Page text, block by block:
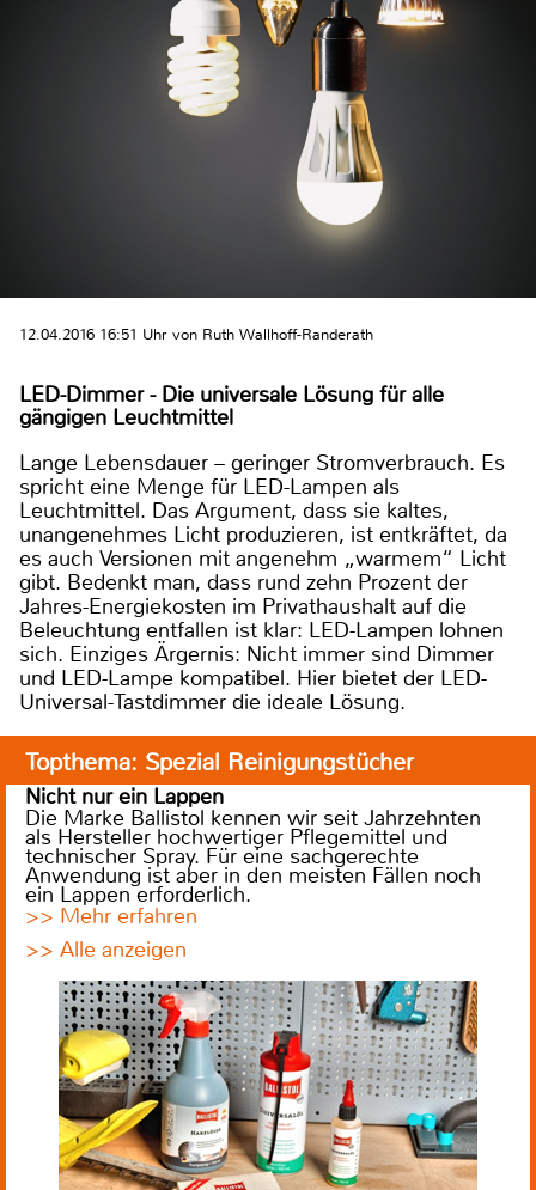
12.04.2016 16:51 Uhr von Ruth Wallhoff-Randerath
LED-Dimmer - Die universale Lösung für alle
gängigen Leuchtmittel
Lange Lebensdauer – geringer Stromverbrauch. Es
spricht eine Menge für LED-Lampen als
Leuchtmittel. Das Argument, dass sie kaltes,
unangenehmes Licht produzieren, ist entkräftet, da
es auch Versionen mit angenehm „warmem“ Licht
gibt. Bedenkt man, dass rund zehn Prozent der
Jahres-Energiekosten im Privathaushalt auf die
Beleuchtung entfallen ist klar: LED-Lampen lohnen
sich. Einziges Ärgernis: Nicht immer sind Dimmer
und LED-Lampe kompatibel. Hier bietet der LED-
Universal-Tastdimmer die ideale Lösung.
Topthema: Spezial Reinigungstücher
Nicht nur ein Lappen
Die Marke Ballistol kennen wir seit Jahrzehnten
als Hersteller hochwertiger Pflegemittel und
technischer Spray. Für eine sachgerechte
Anwendung ist aber in den meisten Fällen noch
ein Lappen erforderlich.
>> Mehr erfahren
>> Alle anzeigen